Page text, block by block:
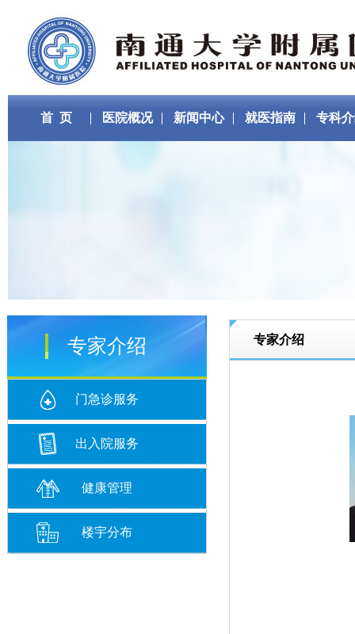
首 页 医院概况 新闻中心 就医指南 专科
专家介绍
门急诊服务
出入院服务
健康管理
楼宇分布
专家介绍